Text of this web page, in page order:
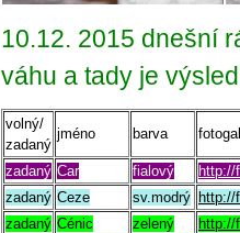
10.12. 2015 dnešní
váhu a tady je
volný/
zadaný
jméno barva
zadaný Car fialový
http://
zadaný Ceze sv.modrý http://
zadaný Cénic zelený
http://